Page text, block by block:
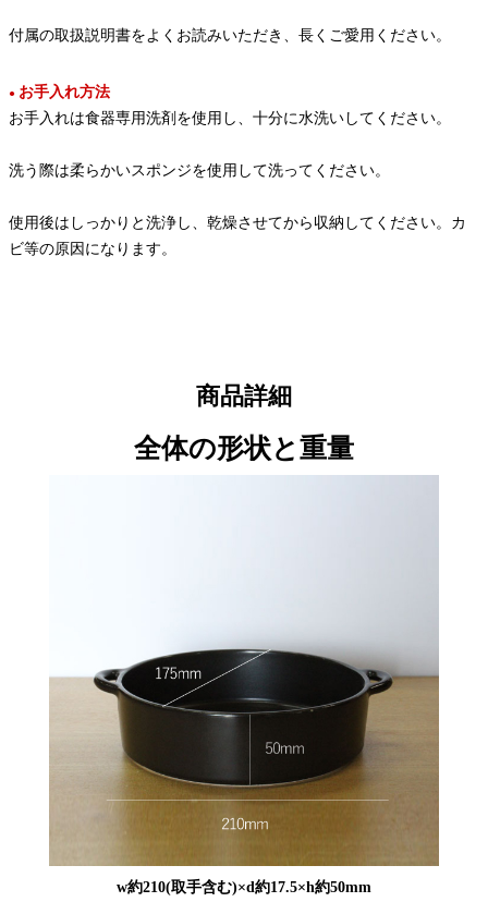
付属の取扱説明書をよくお読みいただき、長くご愛用ください。
● お手入れ方法
お手入れは食器専用洗剤を使用し、十分に水洗いしてください。
洗う際は柔らかいスポンジを使用して洗ってください。
使用後はしっかりと洗浄し、乾燥させてから収納してください。カ
ビ等の原因になります。
商品詳細
全体の形状と重量
w約210(取手含む)×d約17.5×h約50mm